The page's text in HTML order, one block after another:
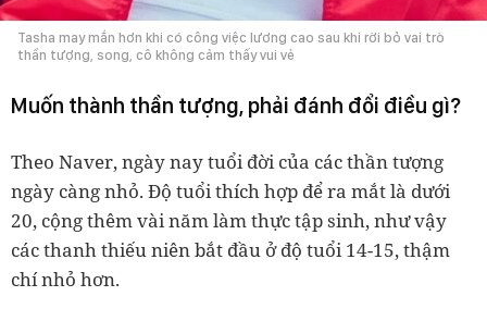
Tasha may mắn hơn khi có công việc lương cao sau khi rời bỏ vai trò
thần tượng, song, cô không cảm thấy vui vẻ
Muốn thành thần tượng, phải đánh đổi điều gì?
Theo Naver, ngày nay tuổi đời của các thần tượng
ngày càng nhỏ. Độ tuổi thích hợp để ra mắt là dưới
20, cộng thêm vài năm làm thực tập sinh, như vậy
các thanh thiếu niên bắt đầu ở độ tuổi 14-15, thậm
chí nhỏ hơn.